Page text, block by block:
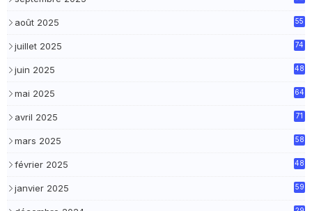
août 2025 55
juillet 2025 74
juin 2025 48
mai 2025 64
avril 2025 71
mars 2025 58
février 2025 48
janvier 2025 59